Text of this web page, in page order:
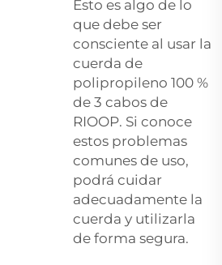
Esto es algo de lo
que debe ser
consciente al usar la
cuerda de
polipropileno 100 %
de 3 cabos de
RIOOP. Si conoce
estos problemas
comunes de uso,
podrá cuidar
adecuadamente la
cuerda y utilizarla
de forma segura.